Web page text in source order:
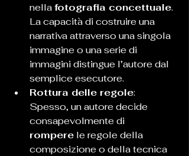
nella fotografia concettuale.
La capacità di costruire una
narrativa attraverso una singola
immagine o una serie di
immagini distingue l’autore dal
semplice esecutore.
Rottura delle regole:
Spesso, un autore decide
consapevolmente di
rompere le regole della
composizione o della tecnica